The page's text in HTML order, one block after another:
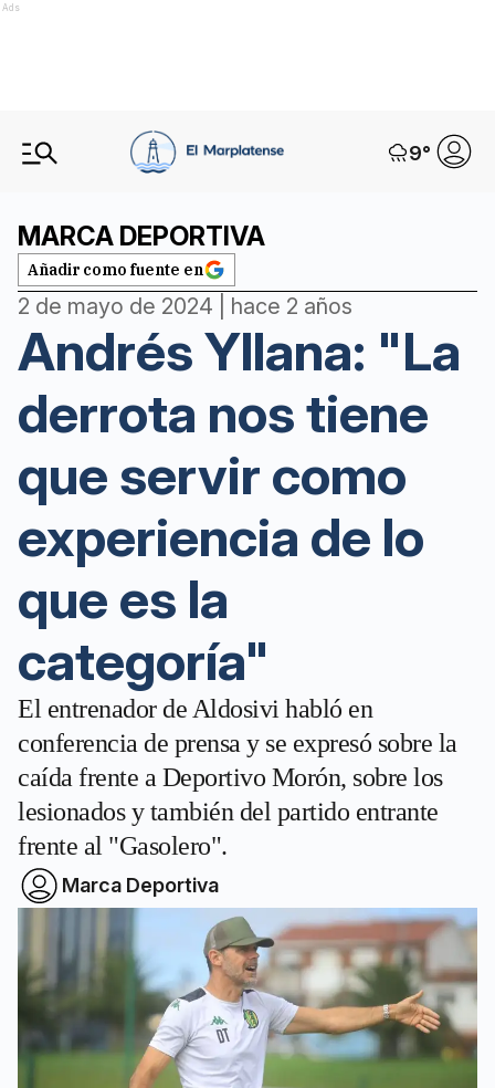
Ads
9°
MARCA DEPORTIVA
Añadir como fuente en
2 de mayo de 2024 | hace 2 años
Andrés Yllana: "La
derrota nos tiene
que servir como
experiencia de lo
que es la
categoría"
El entrenador de Aldosivi habló en
conferencia de prensa y se expresó sobre la
caída frente a Deportivo Morón, sobre los
lesionados y también del partido entrante
frente al "Gasolero".
Marca Deportiva